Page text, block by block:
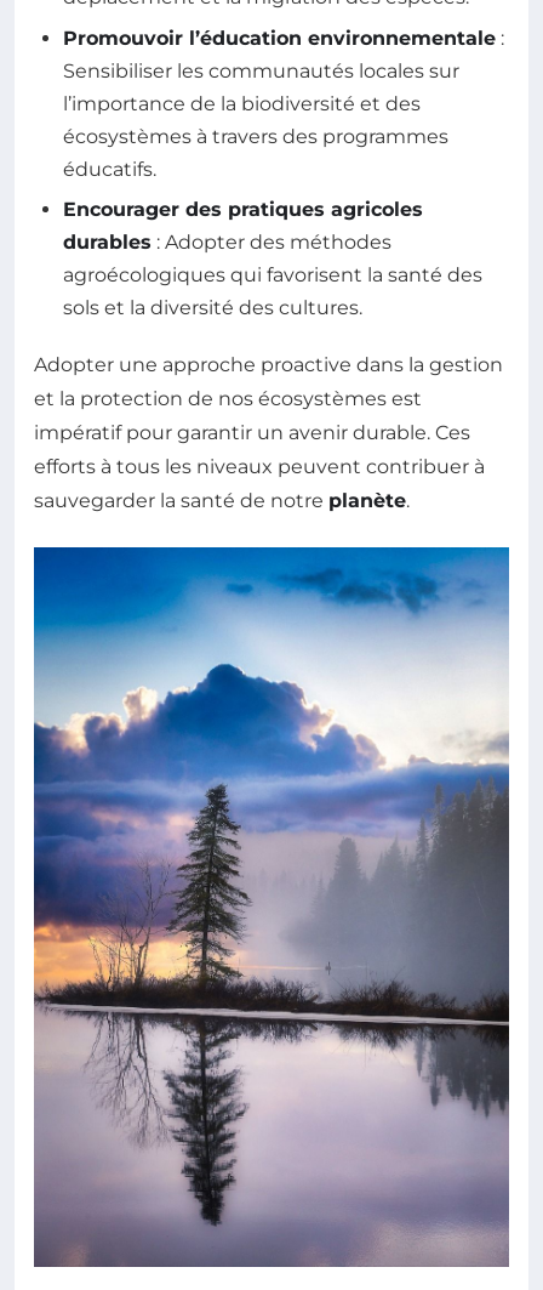
Promouvoir l’éducation environnementale :
Sensibiliser les communautés locales sur
l’importance de la biodiversité et des
écosystèmes à travers des programmes
éducatifs.
Encourager des pratiques agricoles
durables : Adopter des méthodes
agroécologiques qui favorisent la santé des
sols et la diversité des cultures.
Adopter une approche proactive dans la gestion
et la protection de nos écosystèmes est
impératif pour garantir un avenir durable. Ces
efforts à tous les niveaux peuvent contribuer à
sauvegarder la santé de notre planète.